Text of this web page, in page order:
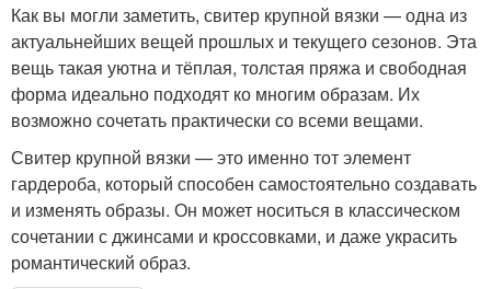
Как вы могли заметить, свитер крупной вязки — одна из
актуальнейших вещей прошлых и текущего сезонов. Эта
вещь такая уютна и тёплая, толстая пряжа и свободная
форма идеально подходят ко многим образам. Их
возможно сочетать практически со всеми вещами.
Свитер крупной вязки — это именно тот элемент
гардероба, который способен самостоятельно создавать
и изменять образы. Он может носиться в классическом
сочетании с джинсами и кроссовками, и даже украсить
романтический образ.